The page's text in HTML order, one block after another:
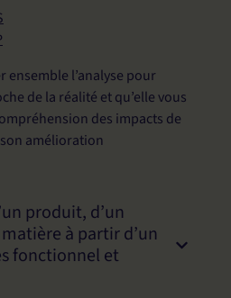
ensemble l’analyse pour
de la réalité et qu’elle vous
des impacts de
amélioration
produit, d’un
à partir d’un
fonctionnel et